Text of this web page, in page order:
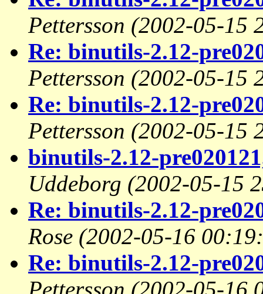
Pettersson (2002-05-15
Re: binutils-2.12-
Pettersson (2002-05-15
Re: binutils-2.12-
Pettersson (2002-05-15
binutils-2.12-
Uddeborg (2002-05-15
Re: binutils-2.12-
Rose (2002-05-16
Re: binutils-2.12-